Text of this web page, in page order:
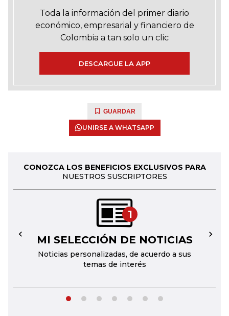
Toda la información del primer diario
económico, empresarial y financiero de
Colombia a tan solo un clic
DESCARGUE LA APP
GUARDAR
UNIRSE A WHATSAPP
CONOZCA LOS BENEFICIOS EXCLUSIVOS PARA
NUESTROS SUSCRIPTORES
1
MI SELECCIÓN DE NOTICIAS
Noticias personalizadas, de acuerdo a sus
temas de interés
← →